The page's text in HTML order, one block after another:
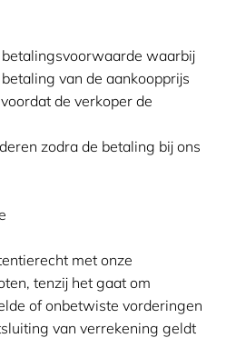
waarbij
van de aankoopprijs
de verkoper de
zodra de betaling bij ons
met onze
tenzij het gaat om
of onbetwiste vorderingen
van verrekening geldt